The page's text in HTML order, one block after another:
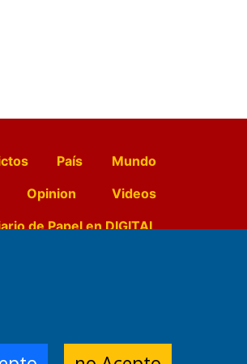
País
Mundo
Opinion
Videos
de Papel en DIGITAL